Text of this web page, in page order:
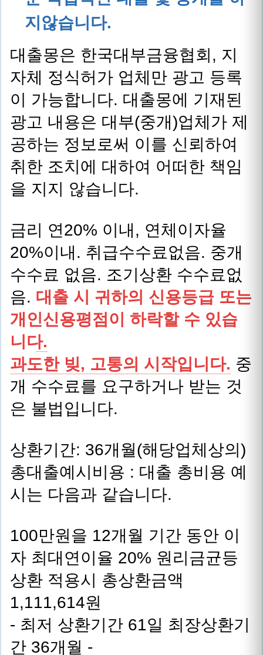
지않습니다.
대출몽은 한국대부금융협회, 지
자체 정식허가 업체만 광고 등록
이 가능합니다. 대출몽에 기재된
광고 내용은 대부(중개)업체가 제
공하는 정보로써 이를 신뢰하여
취한 조치에 대하여 어떠한 책임
을 지지 않습니다.
금리 연20% 이내, 연체이자율
20%이내. 취급수수료없음. 중개
수수료 없음. 조기상환 수수료없
음. 대출 시 귀하의 신용등급 또는
개인신용평점이 하락할 수 있습
니다.
과도한 빚, 고통의 시작입니다. 중
개 수수료를 요구하거나 받는 것
은 불법입니다.
상환기간: 36개월(해당업체상의)
총대출예시비용 : 대출 총비용 예
시는 다음과 같습니다.
100만원을 12개월 기간 동안 이
자 최대연이율 20% 원리금균등
상환 적용시 총상환금액
1,111,614원
- 최저 상환기간 61일 최장상환기
간 36개월 -